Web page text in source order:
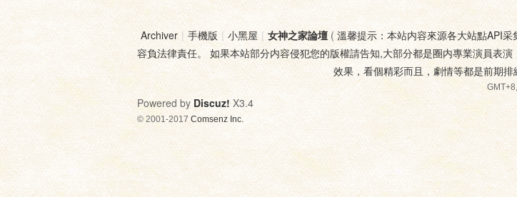
Archiver | 手機版 | 小黑屋 | 女神之家論壇 ( 溫馨提示：本站内容來源各大站點API
容負法律責任。 如果本站部分内容侵犯您的版權請告知,大部分都是圈内專業演員表
效果，看個精彩而且，劇情等都是前期
Powered by Discuz! X3.4
© 2001-2017 Comsenz Inc.